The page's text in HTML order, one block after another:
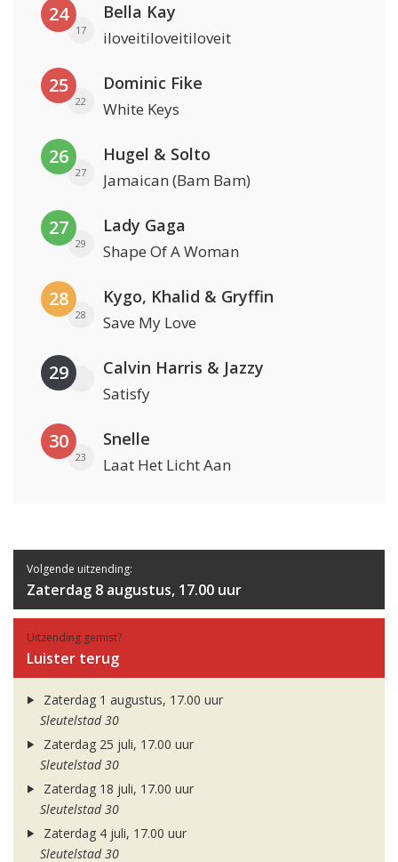
24
17
Bella Kay
iloveitiloveitiloveit
25
22
Dominic Fike
White Keys
26
27
Hugel & Solto
Jamaican (Bam Bam)
27
29
Lady Gaga
Shape Of A Woman
28
28
Kygo, Khalid & Gryffin
Save My Love
29 Calvin Harris & Jazzy
Satisfy
30
23
Snelle
Laat Het Licht Aan
Volgende uitzending:
Zaterdag 8 augustus, 17.00 uur
Uitzending gemist?
Luister terug
Zaterdag 1 augustus, 17.00 uur
Sleutelstad 30
Zaterdag 25 juli, 17.00 uur
Sleutelstad 30
Zaterdag 18 juli, 17.00 uur
Sleutelstad 30
Zaterdag 4 juli, 17.00 uur
Sleutelstad 30